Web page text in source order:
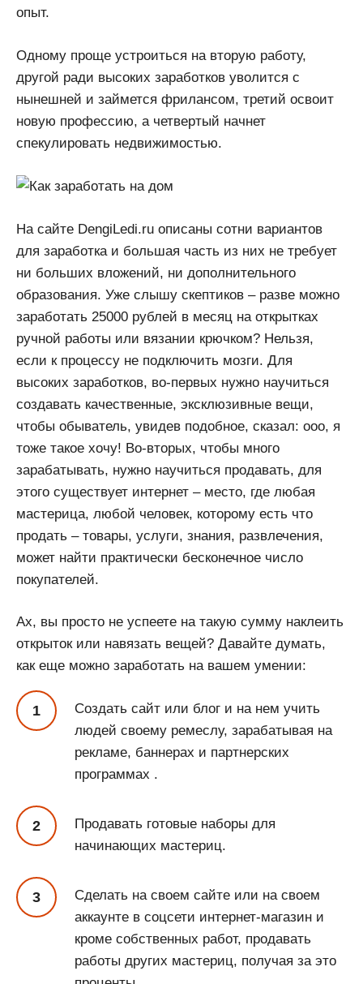
опыт.
Одному проще устроиться на вторую работу,
другой ради высоких заработков уволится с
нынешней и займется фрилансом, третий освоит
новую профессию, а четвертый начнет
спекулировать недвижимостью.
На сайте DengiLedi.ru описаны сотни вариантов
для заработка и большая часть из них не требует
ни больших вложений, ни дополнительного
образования. Уже слышу скептиков – разве можно
заработать 25000 рублей в месяц на открытках
ручной работы или вязании крючком? Нельзя,
если к процессу не подключить мозги. Для
высоких заработков, во-первых нужно научиться
создавать качественные, эксклюзивные вещи,
чтобы обыватель, увидев подобное, сказал: ооо, я
тоже такое хочу! Во-вторых, чтобы много
зарабатывать, нужно научиться продавать, для
этого существует интернет – место, где любая
мастерица, любой человек, которому есть что
продать – товары, услуги, знания, развлечения,
может найти практически бесконечное число
покупателей.
Ах, вы просто не успеете на такую сумму наклеить
открыток или навязать вещей? Давайте думать,
как еще можно заработать на вашем умении:
Создать сайт или блог и на нем учить
людей своему ремеслу, зарабатывая на
рекламе, баннерах и партнерских
программах .
Продавать готовые наборы для
начинающих мастериц.
Сделать на своем сайте или на своем
аккаунте в соцсети интернет-магазин и
кроме собственных работ, продавать
работы других мастериц, получая за это